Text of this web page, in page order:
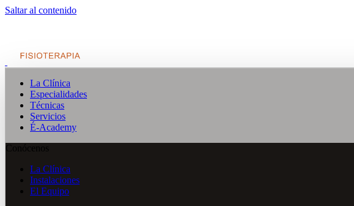
Saltar al contenido
La Clínica
Especialidades
Técnicas
Servicios
É-Academy
Conócenos
La Clínica
Instalaciones
El Equipo